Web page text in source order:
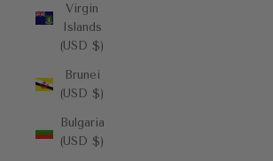
Virgin
Islands
(USD $)
Brunei
(USD $)
Bulgaria
(USD $)